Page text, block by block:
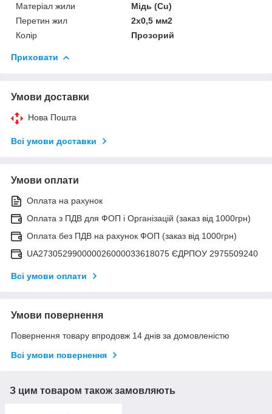
Матеріал жили
Мідь (Cu)
Перетин жил
2х0,5 мм2
Колір
Прозорий
Приховати
Умови доставки
Нова Пошта
Всі умови доставки
Умови оплати
Оплата на рахунок
Оплата з ПДВ для ФОП і Організацій (заказ від 1000грн)
Оплата без ПДВ на рахунок ФОП (заказ від 1000грн)
UA273052990000026000033618075 ЄДРПОУ 2975509240
Всі умови оплати
Умови повернення
Повернення товару впродовж 14 днів за домовленістю
Всі умови повернення
З цим товаром також замовляють